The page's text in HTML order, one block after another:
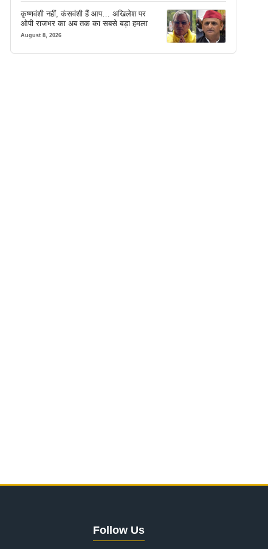
कृष्णवंशी नहीं, कंसवंशी हैं आप… अखिलेश पर
ओपी राजभर का अब तक का सबसे बड़ा हमला
August 8, 2026
Follow Us